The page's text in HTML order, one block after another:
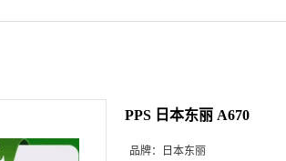
PPS 日本东丽 A670
品牌：
日本东丽